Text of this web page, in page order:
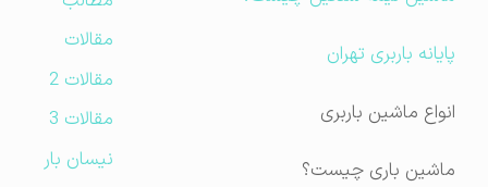
پایانه باربری تهران
انواع ماشین باربری
ماشین باری چیست؟
مقالات
مقالات 2
مقالات 3
نیسان بار